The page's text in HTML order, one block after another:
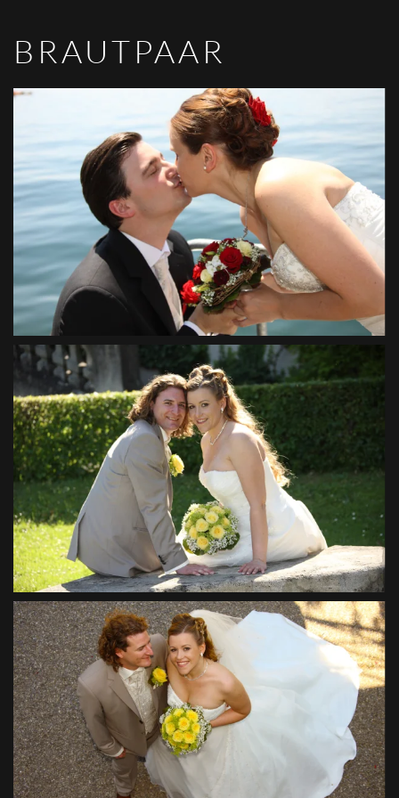
BRAUTPAAR
VIEW
VIEW
VIEW